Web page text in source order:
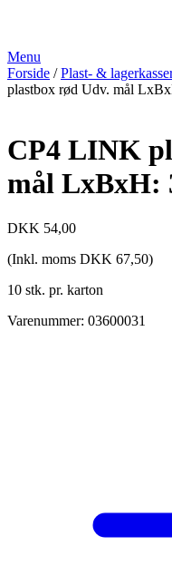
Menu
Forside /Plast- &
plastbox rød Udv. mål
CP4 LINK
mål LxBxH:
DKK 54,00
(Inkl. moms DKK 67,50)
10 stk. pr. karton
Varenummer: 03600031